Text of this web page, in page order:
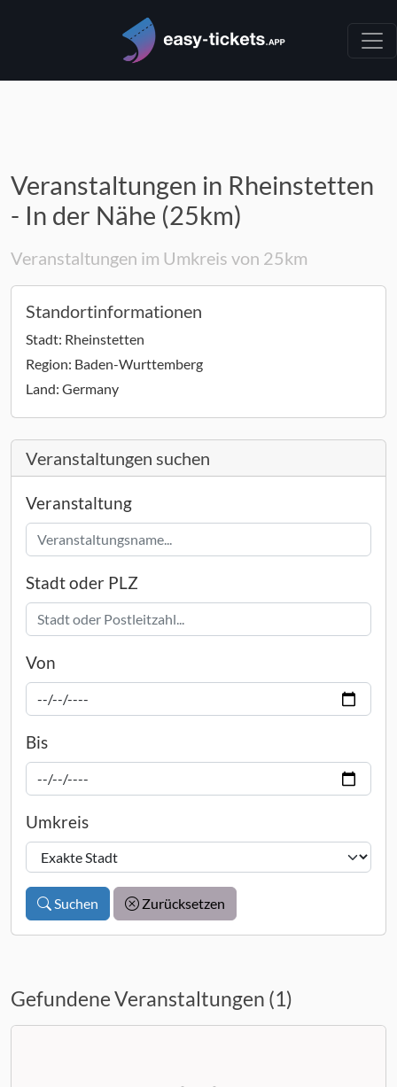
Veranstaltungen in Rheinstetten
- In der Nähe (25km)
Veranstaltungen im Umkreis von 25km
Standortinformationen
Stadt: Rheinstetten
Region: Baden-Wurttemberg
Land: Germany
Veranstaltungen suchen
Veranstaltung
Stadt oder PLZ
Von
Bis
Umkreis
Suchen Zurücksetzen
Gefundene Veranstaltungen (1)